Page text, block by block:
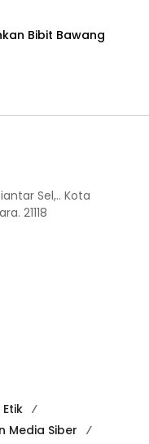
Bibit Bawang
Sel,.. Kota
21118
Media Siber